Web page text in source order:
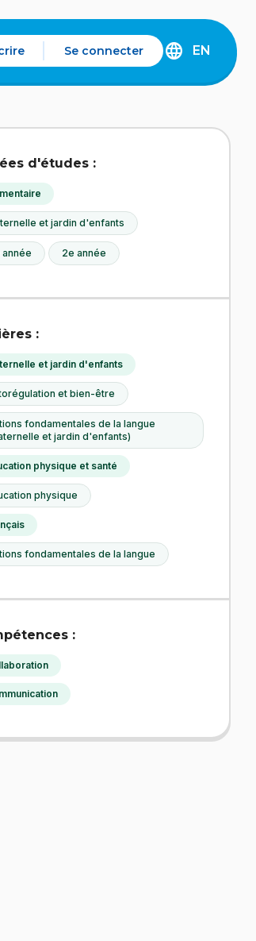
Se connecter
DISCOVER
EN
d'études :
et jardin d'enfants
année 2e année
:
et jardin d'enfants
et bien-être
fondamentales de la langue
et jardin d'enfants)
physique et santé
physique
fondamentales de la langue
: